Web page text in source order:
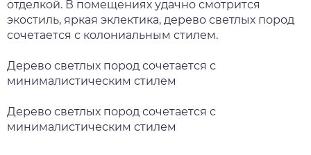
отделкой. В помещениях удачно смотрится
экостиль, яркая эклектика, дерево светлых пород
сочетается с колониальным стилем.
Дерево светлых пород сочетается с
минималистическим стилем
Дерево светлых пород сочетается с
минималистическим стилем